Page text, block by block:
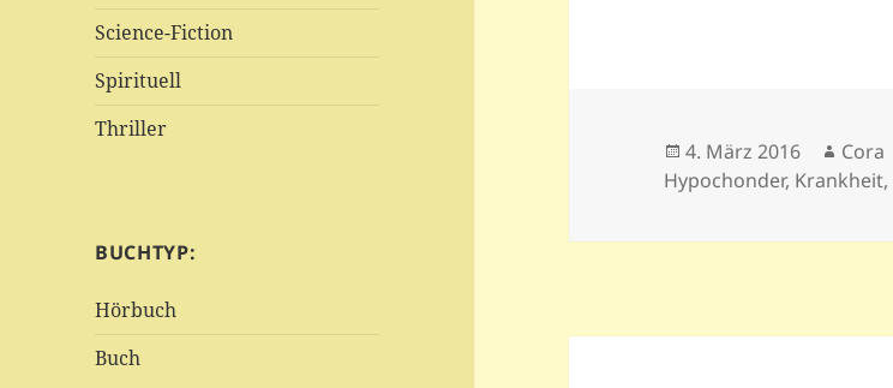
Science-Fiction
Spirituell
Thriller
BUCHTYP:
Hörbuch
Buch
Veröffentlicht
am
4. März 2016 Autor
Cora
Hypochonder, Krankheit,